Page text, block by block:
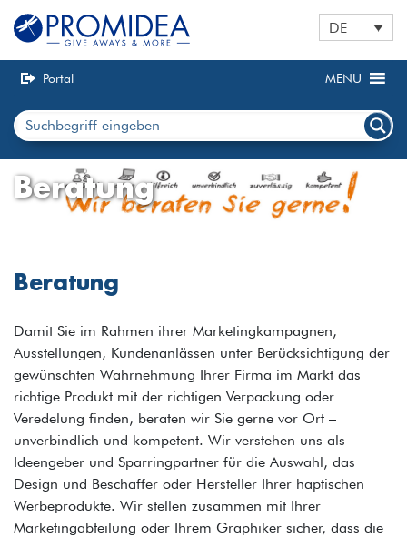
DE
Portal MENU
Beratung
Beratung
Damit Sie im Rahmen ihrer Marketingkampagnen,
Ausstellungen, Kundenanlässen unter Berücksichtigung der
gewünschten Wahrnehmung Ihrer Firma im Markt das
richtige Produkt mit der richtigen Verpackung oder
Veredelung finden, beraten wir Sie gerne vor Ort –
unverbindlich und kompetent. Wir verstehen uns als
Ideengeber und Sparringpartner für die Auswahl, das
Design und Beschaffer oder Hersteller Ihrer haptischen
Werbeprodukte. Wir stellen zusammen mit Ihrer
Marketingabteilung oder Ihrem Graphiker sicher, dass die